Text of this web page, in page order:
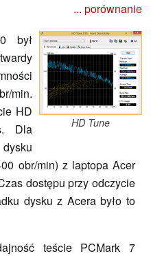
... porównanie
HD Tune
był
min.
HD
Dla
obr/min) z laptopa Acer
dostępu przy odczycie
dysku z Acera było to
teście PCMark 7